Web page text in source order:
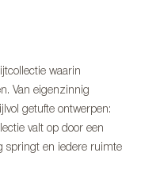
waarin
Van eigenzinnig
getufte ontwerpen:
valt op door een
springt en iedere ruimte